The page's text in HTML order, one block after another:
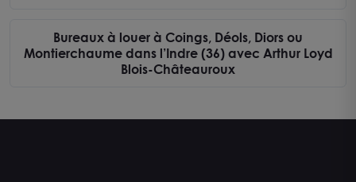
Bureaux à louer à Coings, Déols, Diors ou
Montierchaume dans l’Indre (36) avec Arthur Loyd
Blois-Châteauroux